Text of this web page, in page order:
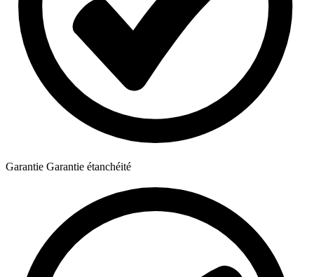
Garantie Garantie étanchéité